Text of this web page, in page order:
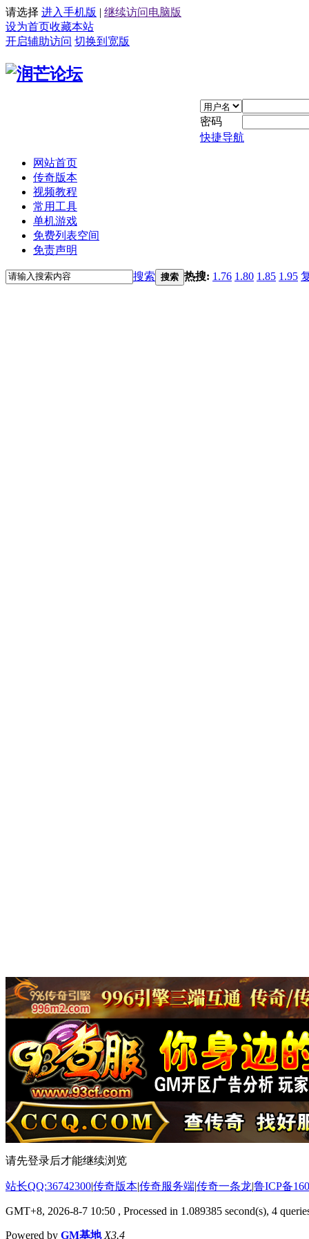
请选择 进入手机版 | 继续访问电脑版
设为首页收藏本站
开启辅助访问 切换到宽版
密码
快捷导航
网站首页
传奇版本
视频教程
常用工具
单机游戏
免费列表空间
免责声明
搜索 搜索 热搜: 1.76 1.80 1.85 1.95
请先登录后才能继续浏览
站长QQ:36742300|传奇版本|传奇服务端|传奇一条龙|鲁ICP备
GMT+8, 2026-8-7 10:50 , Processed in 1.089385 second(s), 4
Powered by GM基地 X3.4